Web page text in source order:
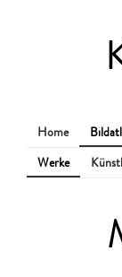
Home
Werke